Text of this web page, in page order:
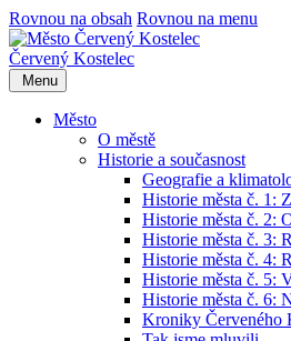
Rovnou na obsah Rovnou na menu
Červený Kostelec
Menu
Město
O městě
Historie a současnost
Geografie a
Historie města č. 1:
Historie města č. 2:
Historie města č. 3:
Historie města č. 4:
Historie města č. 5:
Historie města č. 6:
Kroniky Červeného